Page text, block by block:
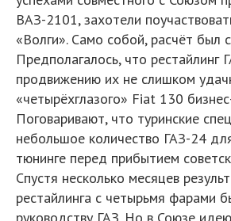
ВАЗ-2101, захотели
«Волги». Само собой, расчёт был
Предполагалось, что рестайлинг
продвижению их не слишком
«четырёхглазого» Fiat 130
Поговаривают, что туринские
небольшое количество ГАЗ-24
тюнинге перед прибытием
Спустя несколько месяцев
рестайлинга с четырьмя фарами